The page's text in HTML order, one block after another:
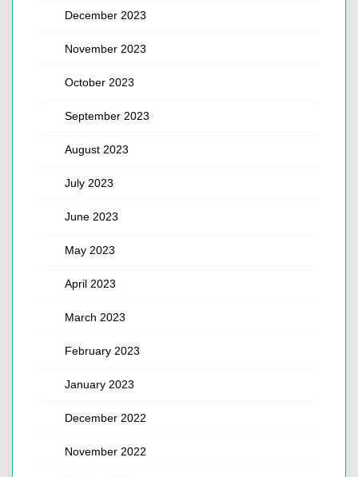
December 2023
November 2023
October 2023
September 2023
August 2023
July 2023
June 2023
May 2023
April 2023
March 2023
February 2023
January 2023
December 2022
November 2022